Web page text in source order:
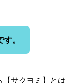
。
サクヨミ】とは